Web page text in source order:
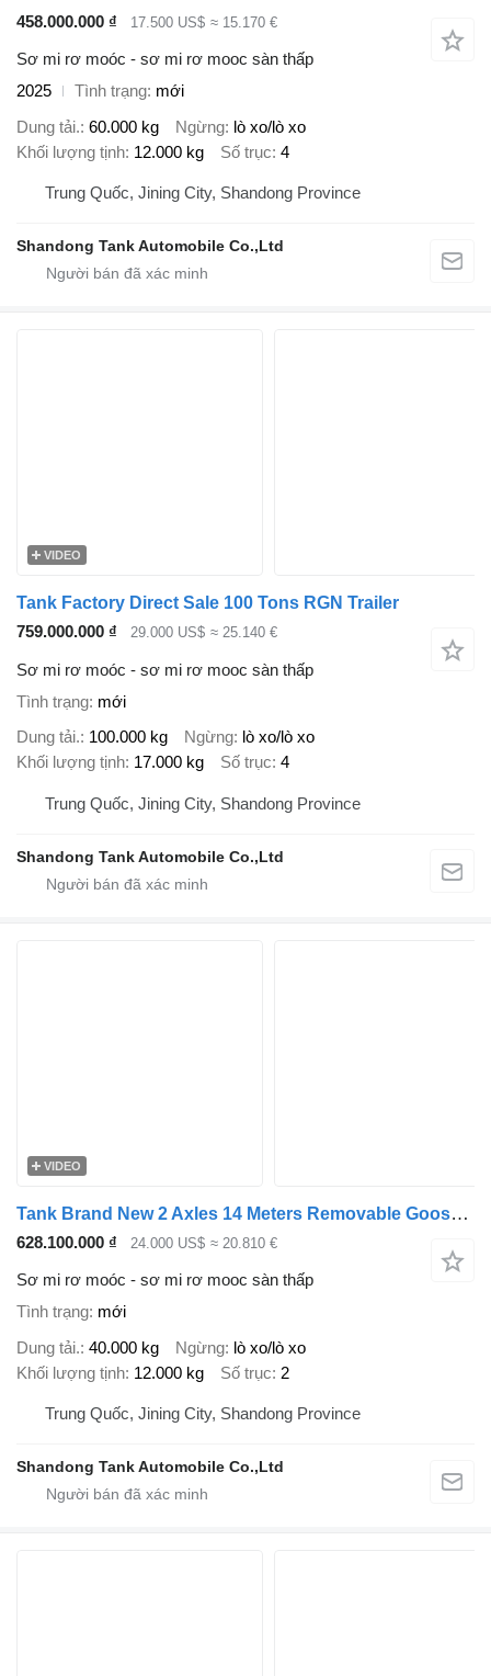
458.000.000 ₫ 17.500 US$ ≈ 15.170 €
Sơ mi rơ moóc - sơ mi rơ mooc sàn thấp
2025
Tình trạng mới
Dung tải. 60.000 kg Ngừng lò xo/lò xo
Khối lượng tịnh 12.000 kg Số trục 4
Trung Quốc, Jining City, Shandong Province
Shandong Tank Automobile Co.,Ltd
VIDEO
Tank Factory Direct Sale 100 Tons RGN Trailer
759.000.000 ₫
29.000 US$ ≈ 25.140 €
Sơ mi rơ moóc - sơ mi rơ mooc sàn thấp
Tình trạng mới
Dung tải. 100.000 kg Ngừng lò xo/lò xo
Khối lượng tịnh 17.000 kg Số trục 4
Trung Quốc, Jining City, Shandong Province
Shandong Tank Automobile Co.,Ltd
VIDEO
Tank Brand New 2 Axles 14 Meters Removable Gooseneck Lowboy Trailer
628.100.000 ₫ 24.000 US$ ≈ 20.810 €
Sơ mi rơ moóc - sơ mi rơ mooc sàn thấp
Tình trạng mới
Dung tải. 40.000 kg Ngừng lò xo/lò xo
Khối lượng tịnh 12.000 kg Số trục 2
Trung Quốc, Jining City, Shandong Province
Shandong Tank Automobile Co.,Ltd